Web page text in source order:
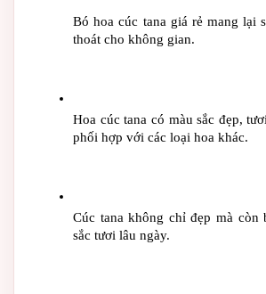
Bó hoa cúc tana giá rẻ mang lại
thoát cho không gian.
Hoa cúc tana có màu sắc đẹp,
phối hợp với các loại hoa khác.
Cúc tana không chỉ đẹp mà còn
sắc tươi lâu ngày.